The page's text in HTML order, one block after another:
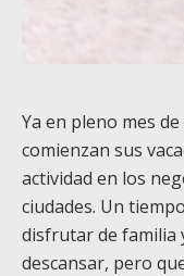
Ya en pleno mes
comienzan sus
actividad en los
ciudades. Un
disfrutar de familia
descansar, pero